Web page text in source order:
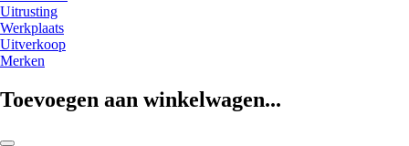
Uitrusting
Werkplaats
Uitverkoop
Merken
Toevoegen aan winkelwagen...